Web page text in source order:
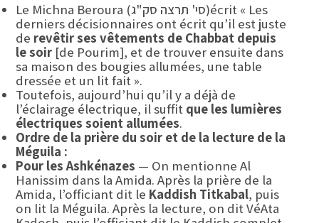
Le Michna Beroura (סי' תרצה סק"ג)écrit « Les
derniers décisionnaires ont écrit qu’il est juste
de revêtir ses vêtements de Chabbat depuis
le soir [de Pourim], et de trouver ensuite dans
sa maison des bougies allumées, une table
dressée et un lit fait ».
Toutefois, aujourd’hui qu’il y a déjà de
l’éclairage électrique, il suffit que les lumières
électriques soient allumées.
Ordre de la prière du soir et de la lecture de la
Méguila :
Pour les Ashkénazes — On mentionne Al
Hanissim dans la Amida. Après la prière de la
Amida, l’officiant dit le Kaddish Titkabal, puis
on lit la Méguila. Après la lecture, on dit VéAta